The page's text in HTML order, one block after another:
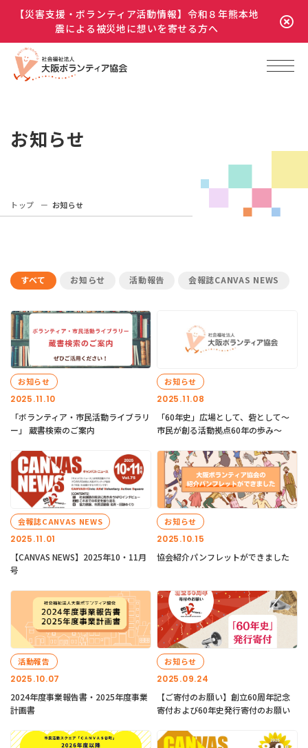
【災害支援・ボランティア活動情報】令和８年熊本地
震による被災地に想いを寄せる方へ
お知らせ
トップ お知らせ
すべて お知らせ 活動報告 会報誌CANVAS NEWS
2025.11.10
お知らせ
「ボランティア・市民活動ライブラリ
ー」 蔵書検索のご案内
2025.11.08
お知らせ
「60年史」広場として、砦として～
市民が創る活動拠点60年の歩み～
2025.11.01
会報誌CANVAS NEWS
【CANVAS NEWS】2025年10・11月
号
2025.10.15
お知らせ
協会紹介パンフレットができました
2025.10.07
活動報告
2024年度事業報告書・2025年度事業
計画書
2025.09.24
お知らせ
【ご寄付のお願い】創立60周年記念
寄付および60年史発行寄付のお願い